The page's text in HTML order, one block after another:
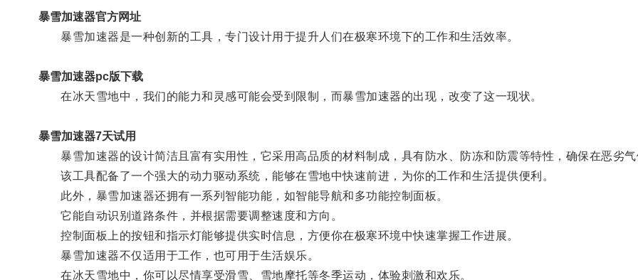
暴雪加速器官方网址
暴雪加速器是一种创新的工具，专门设计用于提升人们在极寒环境下的工作和生活效率。
暴雪加速器pc版下载
在冰天雪地中，我们的能力和灵感可能会受到限制，而暴雪加速器的出现，改变了这一现状。
暴雪加速器7天试用
暴雪加速器的设计简洁且富有实用性，它采用高品质的材料制成，具有防水、防冻和防震等特性，确保在恶劣气
该工具配备了一个强大的动力驱动系统，能够在雪地中快速前进，为你的工作和生活提供便利。
此外，暴雪加速器还拥有一系列智能功能，如智能导航和多功能控制面板。
它能自动识别道路条件，并根据需要调整速度和方向。
控制面板上的按钮和指示灯能够提供实时信息，方便你在极寒环境中快速掌握工作进展。
暴雪加速器不仅适用于工作，也可用于生活娱乐。
在冰天雪地中，你可以尽情享受滑雪、雪地摩托等冬季运动，体验刺激和欢乐。